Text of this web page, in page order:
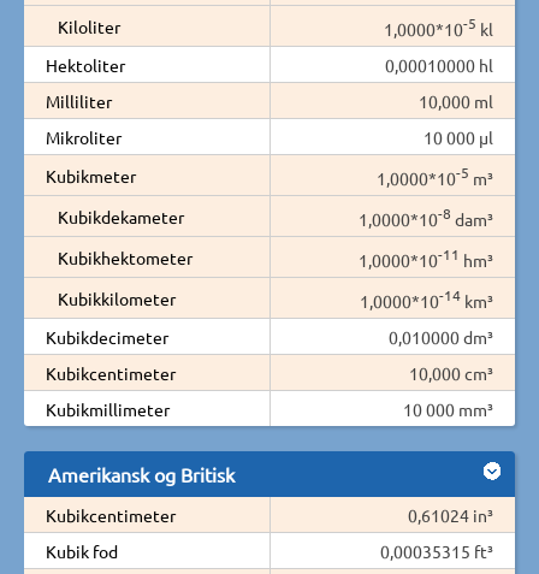
Kiloliter
1,0000*10-5 kl
Hektoliter
0,00010000 hl
Milliliter
10,000 ml
Mikroliter
10 000 µl
Kubikmeter
1,0000*10-5 m³
Kubikdekameter
1,0000*10-8 dam³
Kubikhektometer
1,0000*10-11 hm³
Kubikkilometer
1,0000*10-14 km³
Kubikdecimeter
0,010000 dm³
Kubikcentimeter
10,000 cm³
Kubikmillimeter
10 000 mm³
Amerikansk og Britisk
Kubikcentimeter
0,61024 in³
Kubik fod
0,00035315 ft³